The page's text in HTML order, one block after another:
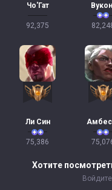
Чо'Гат
92,375
Ли Син
75,386
Хотите